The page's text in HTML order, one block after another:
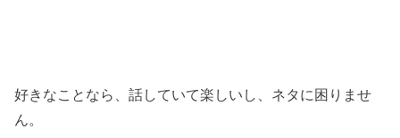
好きなことなら、話していて楽しいし、ネタに困りませ
ん。